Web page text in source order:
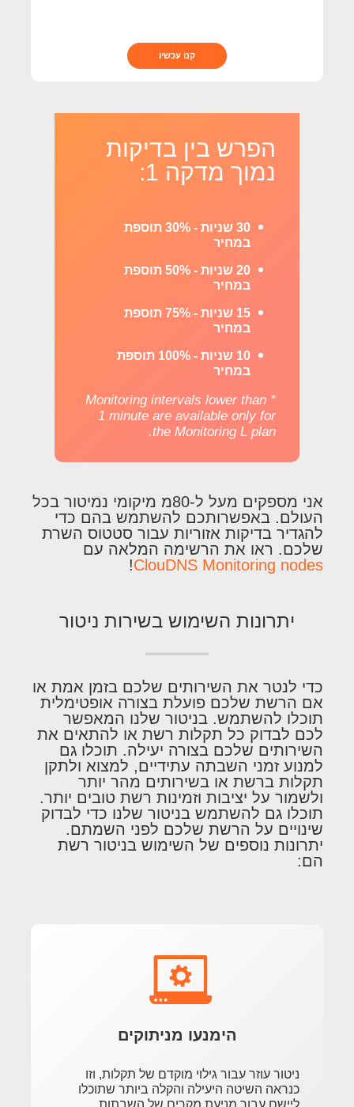
קנו עכשיו
הפרש בין בדיקות
נמוך מדקה 1:
30 שניות - 30% תוספת
במחיר
20 שניות - 50% תוספת
במחיר
15 שניות - 75% תוספת
במחיר
10 שניות - 100% תוספת
במחיר
* Monitoring intervals lower than
1 minute are available only for
the Monitoring L plan.
אני מספקים מעל ל-80מ מיקומי נמיטור בכל
העולם. באפשרותכם להשתמש בהם כדי
להגדיר בדיקות אזוריות עבור סטטוס השרת
שלכם. ראו את הרשימה המלאה עם
ClouDNS Monitoring nodes
!
יתרונות השימוש בשירות ניטור
כדי לנטר את השירותים שלכם בזמן אמת או
אם הרשת שלכם פועלת בצורה אופטימלית
תוכלו להשתמש. בניטור שלנו המאפשר
לכם לבדוק כל תקלות רשת או להתאים את
השירותים שלכם בצורה יעילה. תוכלו גם
למנוע זמני השבתה עתידיים, למצוא ולתקן
תקלות ברשת או בשירותים מהר יותר
ולשמור על יציבות וזמינות רשת טובים יותר.
תוכלו גם להשתמש בניטור שלנו כדי לבדוק
שינויים על הרשת שלכם לפני השמתם.
יתרונות נוספים של השימוש בניטור רשת
הם:
הימנעו מניתוקים
ניטור עוזר עבור גילוי מוקדם של תקלות, וזו
כנראה השיטה היעילה והקלה ביותר שתוכלו
ליישם עבור מניעת מקרים של השבתות.